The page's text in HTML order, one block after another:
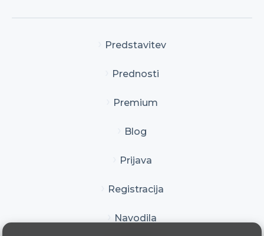
Predstavitev
Prednosti
Premium
Blog
Prijava
Registracija
Navodila